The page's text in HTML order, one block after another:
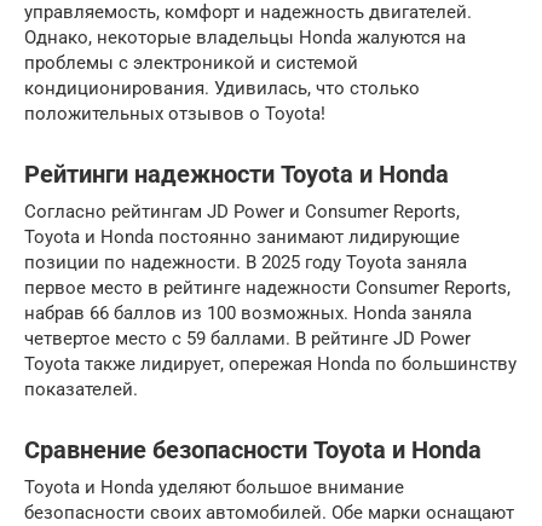
управляемость, комфорт и надежность двигателей.
Однако, некоторые владельцы Honda жалуются на
проблемы с электроникой и системой
кондиционирования. Удивилась, что столько
положительных отзывов о Toyota!
Рейтинги надежности Toyota и Honda
Согласно рейтингам JD Power и Consumer Reports,
Toyota и Honda постоянно занимают лидирующие
позиции по надежности. В 2025 году Toyota заняла
первое место в рейтинге надежности Consumer Reports,
набрав 66 баллов из 100 возможных. Honda заняла
четвертое место с 59 баллами. В рейтинге JD Power
Toyota также лидирует, опережая Honda по большинству
показателей.
Сравнение безопасности Toyota и Honda
Toyota и Honda уделяют большое внимание
безопасности своих автомобилей. Обе марки оснащают